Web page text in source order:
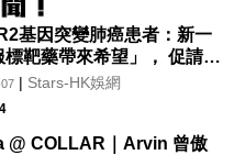
基因突變肺癌患者：新一
標靶藥帶來希望」， 促請政
入藥物名冊，助患者及早
| Stars-HK娛網
@ COLLAR｜Arvin 曾傲